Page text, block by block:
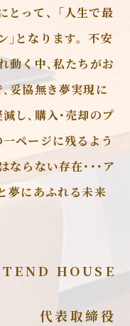
とって、｢人生で最
｣となります。不安
動く中､私たちがお
妥協無き夢実現に
し､購入･売却のプ
ページに残るよう
ならない存在･･･ア
夢にあふれる未来
HOUSE
代表取締役